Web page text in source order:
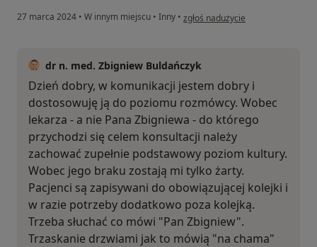
27 marca 2024 • W innym miejscu • Inny • w opinii użytkownika Dorota
zgłoś nadużycie
dr n. med. Zbigniew Buldańczyk
Dzień dobry, w komunikacji jestem dobry i
dostosowuję ją do poziomu rozmówcy. Wobec
lekarza - a nie Pana Zbigniewa - do którego
przychodzi się celem konsultacji należy
zachować zupełnie podstawowy poziom kultury.
Wobec jego braku zostają mi tylko żarty.
Pacjenci są zapisywani do obowiązującej kolejki i
w razie potrzeby dodatkowo poza kolejką.
Trzeba słuchać co mówi "Pan Zbigniew".
Trzaskanie drzwiami jak to mówią "na chama"